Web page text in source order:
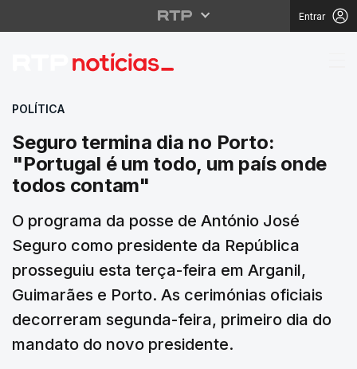
Entrar
Seguro termina dia
POLÍTICA
Seguro termina dia no Porto:
"Portugal é um todo, um país onde
todos contam"
O programa da posse de António José
Seguro como presidente da República
prosseguiu esta terça-feira em Arganil,
Guimarães e Porto. As cerimónias oficiais
decorreram segunda-feira, primeiro dia do
mandato do novo presidente.